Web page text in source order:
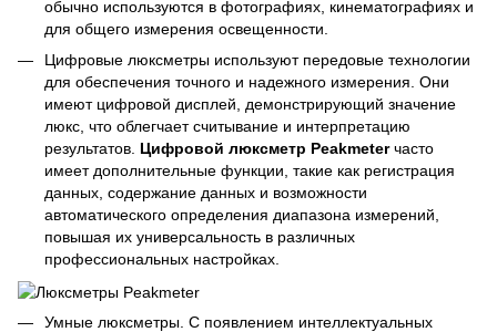
обычно используются в фотографиях, кинематографиях и
для общего измерения освещенности.
Цифровые люксметры используют передовые технологии
для обеспечения точного и надежного измерения. Они
имеют цифровой дисплей, демонстрирующий значение
люкс, что облегчает считывание и интерпретацию
результатов. Цифровой люксметр Peakmeterчасто
имеет дополнительные функции, такие как регистрация
данных, содержание данных и возможности
автоматического определения диапазона измерений,
повышая их универсальность в различных
профессиональных настройках.
Умные люксметры. С появлением интеллектуальных